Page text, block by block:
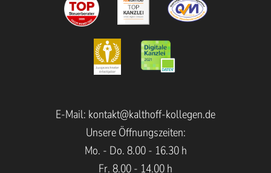
E-Mail: kontakt@kalthoff-kollegen.de
Unsere Öffnungszeiten:
Mo. - Do. 8.00 - 16.30 h
Fr. 8.00 - 14.00 h